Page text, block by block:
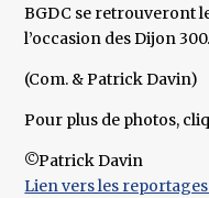
BGDC se retrouveront
l’occasion des Dijon 300.
(Com. & Patrick Davin)
Pour plus de photos,
©Patrick Davin
Lien vers les